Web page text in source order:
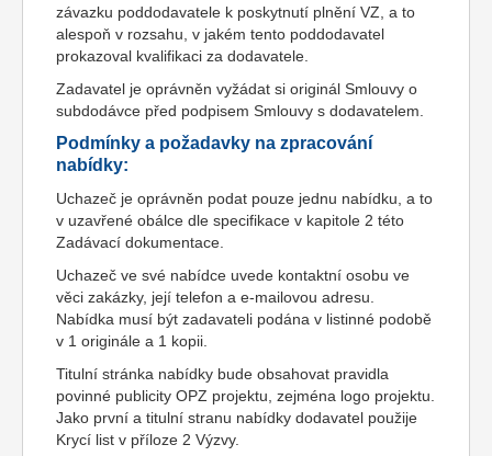
závazku poddodavatele k poskytnutí plnění VZ, a to
alespoň v rozsahu, v jakém tento poddodavatel
prokazoval kvalifikaci za dodavatele.
Zadavatel je oprávněn vyžádat si originál Smlouvy o
subdodávce před podpisem Smlouvy s dodavatelem.
Podmínky a požadavky na zpracování
nabídky:
Uchazeč je oprávněn podat pouze jednu nabídku, a to
v uzavřené obálce dle specifikace v kapitole 2 této
Zadávací dokumentace.
Uchazeč ve své nabídce uvede kontaktní osobu ve
věci zakázky, její telefon a e-mailovou adresu.
Nabídka musí být zadavateli podána v listinné podobě
v 1 originále a 1 kopii.
Titulní stránka nabídky bude obsahovat pravidla
povinné publicity OPZ projektu, zejména logo projektu.
Jako první a titulní stranu nabídky dodavatel použije
Krycí list v příloze 2 Výzvy.